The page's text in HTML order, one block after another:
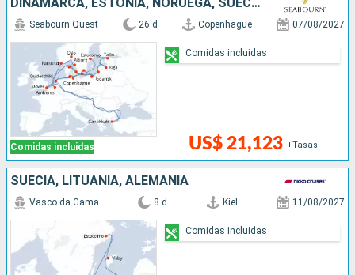
DINAMARCA, ESTONIA, NORUEGA, SUECIA, ALEMANIA, POLONIA, LITUANIA, BÉLGICA, HONDURAS, TURQUÍA, REINO UNIDO, LETONIA
Comidas incluidas
Seabourn Quest 26 d Copenhague 07/08/2027
US$ 21,123 +Tasas
Comidas incluidas
SUECIA, LITUANIA, ALEMANIA
Vasco da Gama 8 d Kiel 11/08/2027
Comidas incluidas